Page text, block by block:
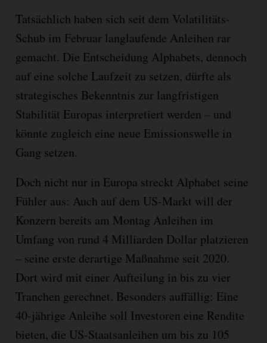
Tatsächlich haben sich seit dem Volatilitäts-
Schub im Februar langlaufende Anleihen rar
gemacht. Die Entscheidung Alphabets, dennoch
auf eine solche Laufzeit zu setzen, dürfte als
strategisches Bekenntnis zur langfristigen
Stabilität Europas interpretiert werden – und
könnte zugleich eine neue Emissionswelle in
Gang setzen.
Doch nicht nur in Europa streckt Alphabet seine
Fühler aus: Auch auf dem US-Markt will der
Konzern bereits am Montag Anleihen im
Umfang von rund 4 Milliarden Dollar platzieren
– seine erste derartige Maßnahme seit 2020.
Dort wird mit einer Aufteilung in bis zu vier
Tranchen gerechnet. Besonders auffällig: Eine
40-jährige Anleihe soll Investoren eine Rendite
bieten, die US-Staatsanleihen um bis zu 105